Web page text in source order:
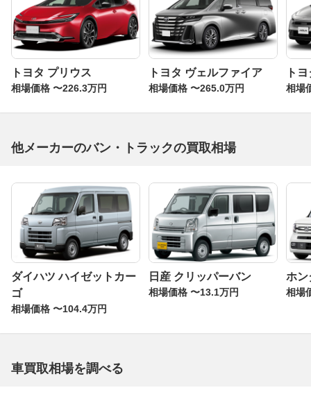
トヨタ プリウス
相場価格 〜226.3万円
トヨタ ヴェルファイア
相場価格 〜265.0万円
ト
相場
他メーカーのバン・トラックの買取相場
ダイハツ ハイゼットカー
ゴ
相場価格 〜104.4万円
日産 クリッパーバン
相場価格 〜13.1万円
ホン
相場
車買取相場を調べる